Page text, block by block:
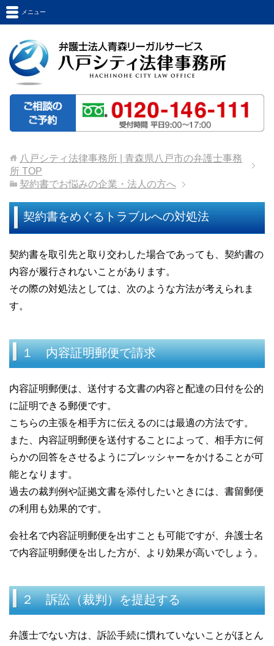
メニュー
八戸シティ法律事務所 | 青森県八戸市の弁護士事務
所 TOP
契約書でお悩みの企業・法人の方へ
契約書をめぐるトラブルへの対処法
契約書を取引先と取り交わした場合であっても、契約書の
内容が履行されないことがあります。
その際の対処法としては、次のような方法が考えられま
す。
１ 内容証明郵便で請求
内容証明郵便は、送付する文書の内容と配達の日付を公的
に証明できる郵便です。
こちらの主張を相手方に伝えるのには最適の方法です。
また、内容証明郵便を送付することによって、相手方に何
らかの回答をさせるようにプレッシャーをかけることが可
能となります。
過去の裁判例や証拠文書を添付したいときには、書留郵便
の利用も効果的です。
会社名で内容証明郵便を出すことも可能ですが、弁護士名
で内容証明郵便を出した方が、より効果が高いでしょう。
２ 訴訟（裁判）を提起する
弁護士でない方は、訴訟手続に慣れていないことがほとん